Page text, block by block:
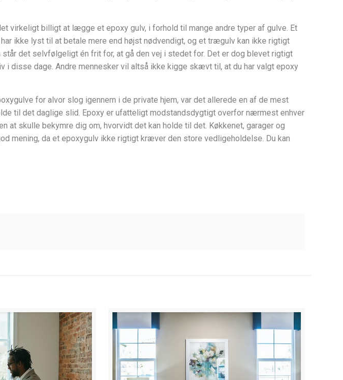
virkeligt billigt at lægge et epoxy gulv, i forhold til mange andre typer af gulve. Et
ikke lyst til at betale mere end højst nødvendigt, og et trægulv kan ikke rigtigt
det selvfølgeligt én frit for, at gå den vej i stedet for. Det er dog blevet rigtigt
disse dage. Andre mennesker vil altså ikke kigge skævt til, at du har valgt epoxy
for alvor slog igennem i de private hjem, var det allerede en af de mest
til det daglige slid. Epoxy er ufatteligt modstandsdygtigt overfor nærmest enhver
skulle bekymre dig om, hvorvidt det kan holde til det. Køkkenet, garager og
mening, da et epoxygulv ikke rigtigt kræver den store vedligeholdelse. Du kan